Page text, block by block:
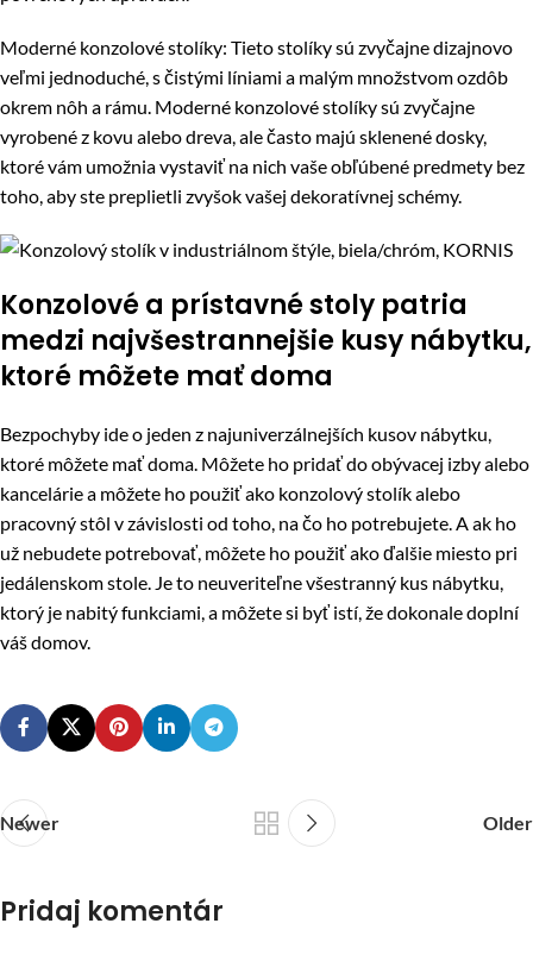
Moderné konzolové stolíky: Tieto stolíky sú zvyčajne dizajnovo
veľmi jednoduché, s čistými líniami a malým množstvom ozdôb
okrem nôh a rámu. Moderné konzolové stolíky sú zvyčajne
vyrobené z kovu alebo dreva, ale často majú sklenené dosky,
ktoré vám umožnia vystaviť na nich vaše obľúbené predmety bez
toho, aby ste preplietli zvyšok vašej dekoratívnej schémy.
Konzolové a prístavné stoly patria
medzi najvšestrannejšie kusy nábytku,
ktoré môžete mať doma
Bezpochyby ide o jeden z najuniverzálnejších kusov nábytku,
ktoré môžete mať doma. Môžete ho pridať do obývacej izby alebo
kancelárie a môžete ho použiť ako konzolový stolík alebo
pracovný stôl v závislosti od toho, na čo ho potrebujete. A ak ho
už nebudete potrebovať, môžete ho použiť ako ďalšie miesto pri
jedálenskom stole. Je to neuveriteľne všestranný kus nábytku,
ktorý je nabitý funkciami, a môžete si byť istí, že dokonale doplní
váš domov.
Newer Older
Pridaj komentár